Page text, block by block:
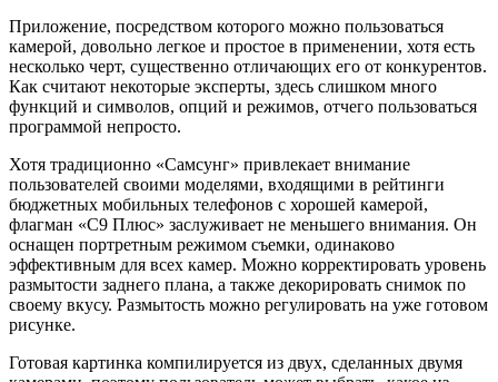
Приложение, посредством которого можно пользоваться
камерой, довольно легкое и простое в применении, хотя есть
несколько черт, существенно отличающих его от конкурентов.
Как считают некоторые эксперты, здесь слишком много
функций и символов, опций и режимов, отчего пользоваться
программой непросто.
Хотя традиционно «Самсунг» привлекает внимание
пользователей своими моделями, входящими в рейтинги
бюджетных мобильных телефонов с хорошей камерой,
флагман «С9 Плюс» заслуживает не меньшего внимания. Он
оснащен портретным режимом съемки, одинаково
эффективным для всех камер. Можно корректировать уровень
размытости заднего плана, а также декорировать снимок по
своему вкусу. Размытость можно регулировать на уже готовом
рисунке.
Готовая картинка компилируется из двух, сделанных двумя